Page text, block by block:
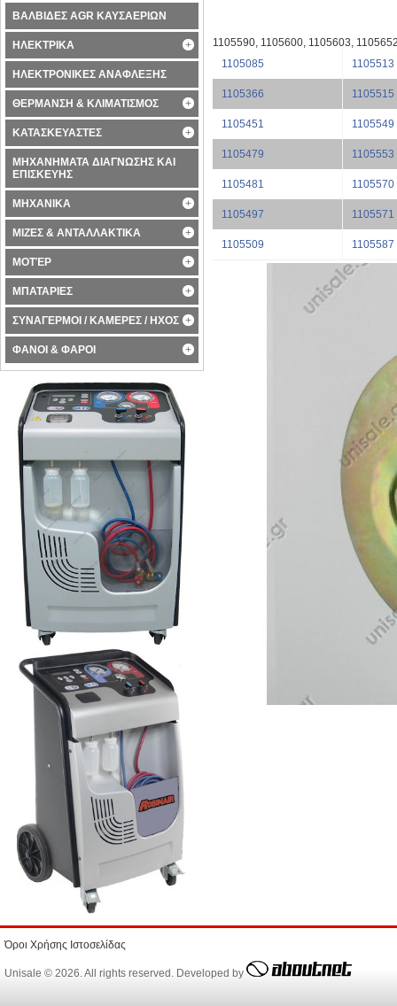
1105590, 1105600, 1105603,
1105085
1105513
1105366 1105515
1105451 1105549
1105479 1105553
1105481 1105570
1105497 1105571
1105509 1105587
ΒΑΛΒΙΔΕΣ AGR ΚΑΥΣΑΕΡΙΩΝ
ΗΛΕΚΤΡΙΚΑ
ΗΛΕΚΤΡΟΝΙΚΕΣ ΑΝΑΦΛΕΞΗΣ
ΘΕΡΜΑΝΣΗ & ΚΛΙΜΑΤΙΣΜΟΣ
ΚΑΤΑΣΚΕΥΑΣΤΕΣ
ΜΗΧΑΝΗΜΑΤΑ ΔΙΑΓΝΩΣΗΣ ΚΑΙ
ΕΠΙΣΚΕΥΗΣ
ΜΗΧΑΝΙΚΑ
ΜΙΖΕΣ & ΑΝΤΑΛΛΑΚΤΙΚΑ
ΜΟΤΈΡ
ΜΠΑΤΑΡΙΕΣ
ΣΥΝΑΓΕΡΜΟΙ / ΚΑΜΕΡΕΣ / ΗΧΟΣ
ΦΑΝΟΙ & ΦΑΡΟΙ
Όροι Χρήσης Ιστοσελίδας
Unisale © 2026. All rights reserved. Developed by